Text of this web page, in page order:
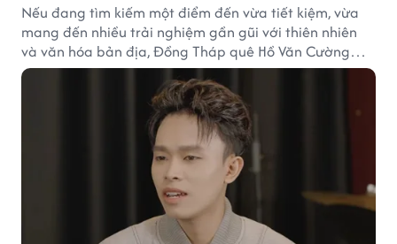
Nếu đang tìm kiếm một điểm đến vừa tiết kiệm, vừa
mang đến nhiều trải nghiệm gần gũi với thiên nhiên
và văn hóa bản địa, Đồng Tháp quê Hồ Văn Cường
chắc chắn là lựa chọn đáng cân nhắc.